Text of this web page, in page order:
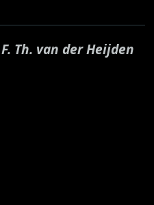
Th. van der Heijden